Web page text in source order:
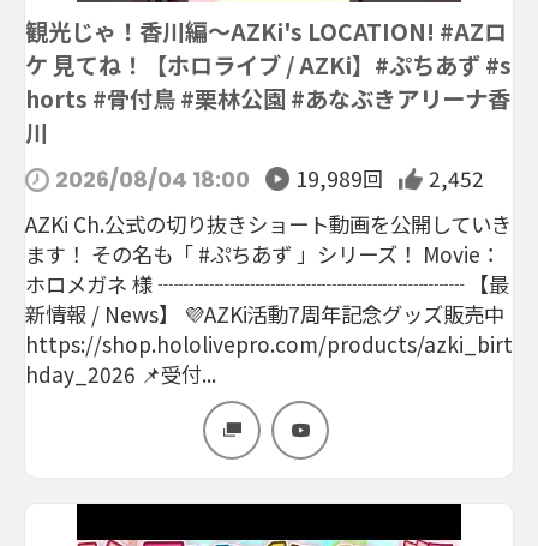
観光じゃ！香川編～AZKi's LOCATION! #AZロ
ケ 見てね！【ホロライブ / AZKi】#ぷちあず #s
horts #骨付鳥 #栗林公園 #あなぶきアリーナ香
川
2026/08/04 18:00 19,989回
2,452
AZKi Ch.公式の切り抜きショート動画を公開していき
ます！ その名も「 #ぷちあず 」シリーズ！ Movie：
ホロメガネ 様 ┈┈┈┈┈┈┈┈┈┈┈┈┈┈┈ 【最
新情報 / News】 💜AZKi活動7周年記念グッズ販売中
https://shop.hololivepro.com/products/azki_birt
hday_2026 📌受付...